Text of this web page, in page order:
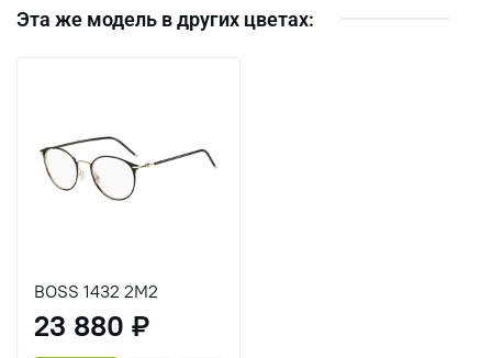
Эта же модель в других цветах:
BOSS 1432 2M2
23 880 ₽